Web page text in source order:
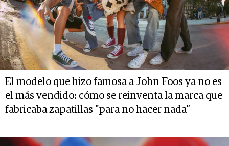
El modelo que hizo famosa a John Foos ya no es
el más vendido: cómo se reinventa la marca que
fabricaba zapatillas "para no hacer nada”